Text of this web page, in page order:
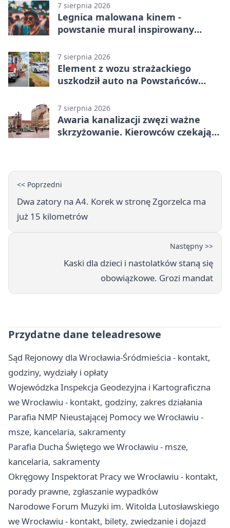
7 sierpnia 2026
Legnica malowana kinem -
powstanie mural inspirowany
7 sierpnia 2026
Element z wozu strażackiego
uszkodził auto na Powstańców
7 sierpnia 2026
Awaria kanalizacji zwęzi ważne
skrzyżowanie. Kierowców czekają
<< Poprzedni
Dwa zatory na A4. Korek w stronę Zgorzelca ma
już 15 kilometrów
Następny >>
Kaski dla dzieci i nastolatków staną się
obowiązkowe. Grozi mandat
Przydatne dane teleadresowe
Sąd Rejonowy dla Wrocławia-Śródmieścia - kontakt,
godziny, wydziały i opłaty
Wojewódzka Inspekcja Geodezyjna i Kartograficzna
we Wrocławiu - kontakt, godziny, zakres działania
Parafia NMP Nieustającej Pomocy we Wrocławiu -
msze, kancelaria, sakramenty
Parafia Ducha Świętego we Wrocławiu - msze,
kancelaria, sakramenty
Okręgowy Inspektorat Pracy we Wrocławiu - kontakt,
porady prawne, zgłaszanie wypadków
Narodowe Forum Muzyki im. Witolda Lutosławskiego
we Wrocławiu - kontakt, bilety, zwiedzanie i dojazd